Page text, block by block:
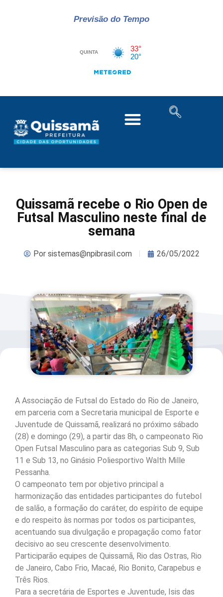
Previsão do Tempo
Quissamã recebe o Rio Open de
Futsal Masculino neste final de
semana
Porsistemas@npibrasil.com 26/05/2022
A Associação de Futsal do Estado do Rio de Janeiro,
em parceria com a Secretaria municipal de Esporte e
Juventude de Quissamã, realizará no próximo sábado
(28) e domingo (29), a partir das 8h, o campeonato Rio
Open Futsal Masculino para as categorias Sub 9, Sub
11 e Sub 13, no Ginásio Poliesportivo Walth Mille
Pessanha.
O campeonato tem por objetivo principal a
harmonização das entidades participantes do futebol
de salão, a formação do caráter, do espírito de equipe
e do respeito às normas por todos os participantes,
acentuando sua divulgação e propagação como fator
decisivo ao seu crescente desenvolvimento.
Participarão equipes de Quissamã, Rio das Ostras, Rio
de Janeiro, Cabo Frio, Macaé, Rio Bonito, Carapebus e
Três Rios.
Para a secretária de Esportes e Juventude, Isis das